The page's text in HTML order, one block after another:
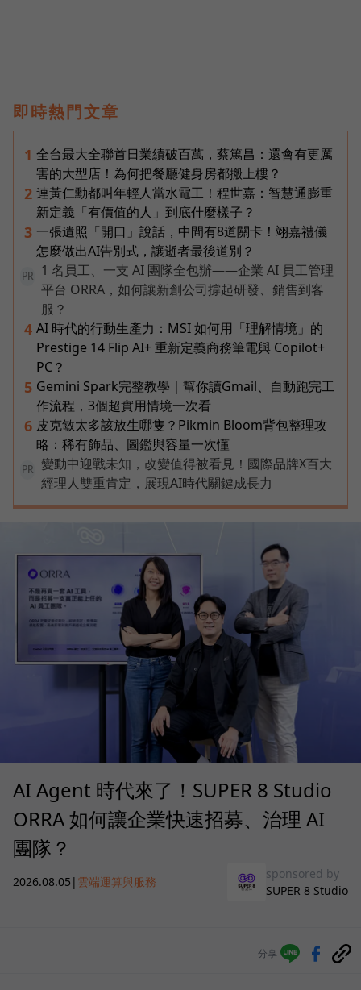
即時熱門文章
1 全台最大全聯首日業績破百萬，蔡篤昌：還會有更厲
害的大型店！為何把餐廳健身房都搬上樓？
2 連黃仁勳都叫年輕人當水電工！程世嘉：智慧通膨重
新定義「有價值的人」到底什麼樣子？
3 一張遺照「開口」說話，中間有8道關卡！翊嘉禮儀
怎麼做出AI告別式，讓逝者最後道別？
PR
1 名員工、一支 AI 團隊全包辦——企業 AI 員工管理
平台 ORRA，如何讓新創公司撐起研發、銷售到客
服？
4 AI 時代的行動生產力：MSI 如何用「理解情境」的
Prestige 14 Flip AI+ 重新定義商務筆電與 Copilot+
PC？
5 Gemini Spark完整教學｜幫你讀Gmail、自動跑完工
作流程，3個超實用情境一次看
6 皮克敏太多該放生哪隻？Pikmin Bloom背包整理攻
略：稀有飾品、圖鑑與容量一次懂
PR
變動中迎戰未知，改變值得被看見！國際品牌X百大
經理人雙重肯定，展現AI時代關鍵成長力
AI Agent 時代來了！SUPER 8 Studio
ORRA 如何讓企業快速招募、治理 AI
團隊？
2026.08.05 | 雲端運算與服務
sponsored by
SUPER 8 Studio
分享